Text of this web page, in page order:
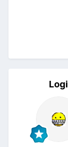
Logi